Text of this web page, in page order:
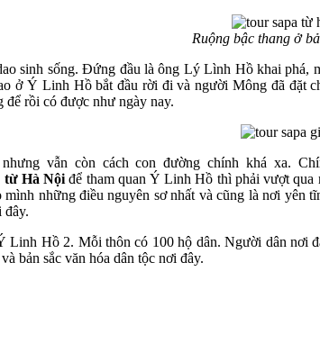
Ruộng bậc thang ở
sinh sống. Đứng đầu là ông Lý Lình Hồ khai
ở Ý Linh Hồ bắt đầu rời đi và người Mông đã đặt
để rồi có được như ngày nay.
vẫn còn cách con đường chính khá xa.
từ Hà Nộiđể tham quan Ý Linh Hồ thì phải vượt qua
những điều nguyên sơ nhất và cũng là nơi yên
đây.
Hồ 2. Mỗi thôn có 100 hộ dân. Người dân nơi
bản sắc văn hóa dân tộc nơi đây.